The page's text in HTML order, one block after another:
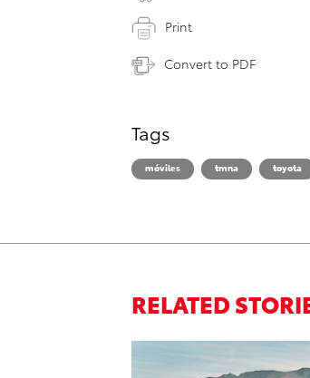
Print
Convert to PDF
Tags
móviles tmna toyota
RELATED